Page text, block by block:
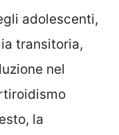
adolescenti,
transitoria,
nel
la